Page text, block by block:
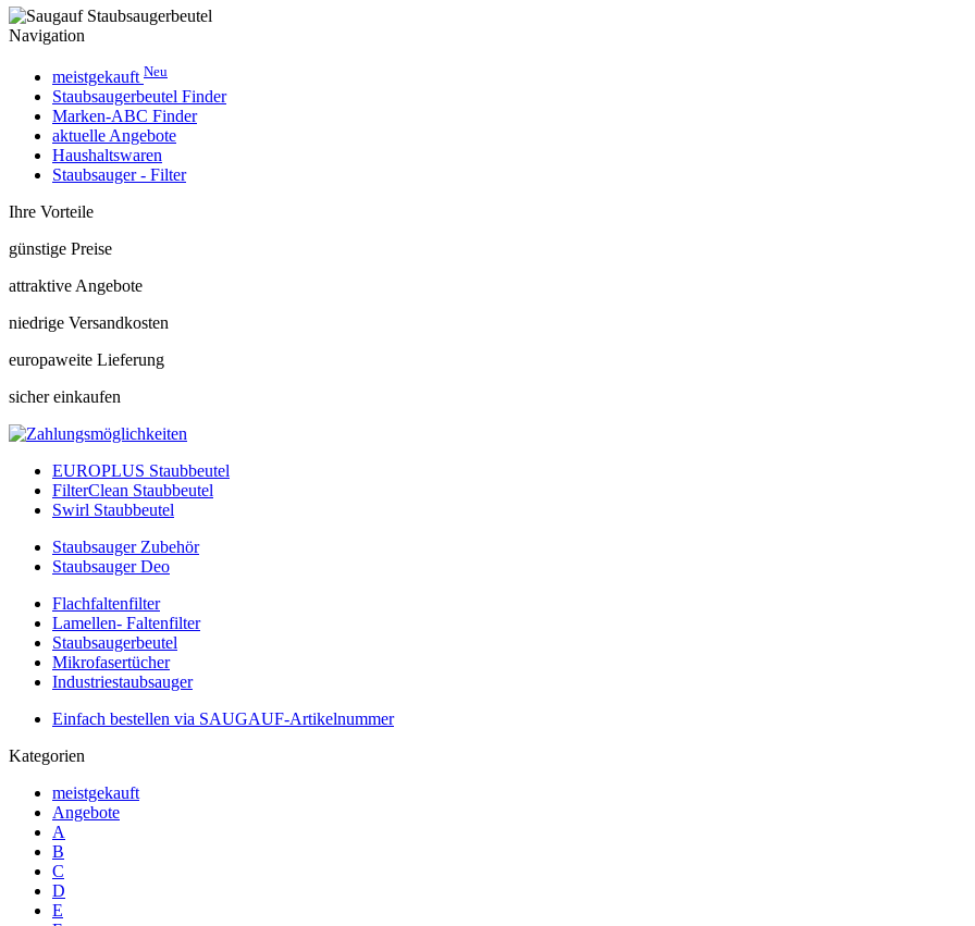
Navigation
meistgekauft Neu
Staubsaugerbeutel Finder
Marken-ABC Finder
aktuelle Angebote
Haushaltswaren
Staubsauger - Filter
Ihre Vorteile
günstige Preise
attraktive Angebote
niedrige Versandkosten
europaweite Lieferung
sicher einkaufen
EUROPLUS Staubbeutel
FilterClean Staubbeutel
Swirl Staubbeutel
Staubsauger Zubehör
Staubsauger Deo
Flachfaltenfilter
Lamellen- Faltenfilter
Staubsaugerbeutel
Mikrofasertücher
Industriestaubsauger
Einfach bestellen via SAUGAUF-Artikelnummer
Kategorien
meistgekauft
Angebote
A
B
C
D
E